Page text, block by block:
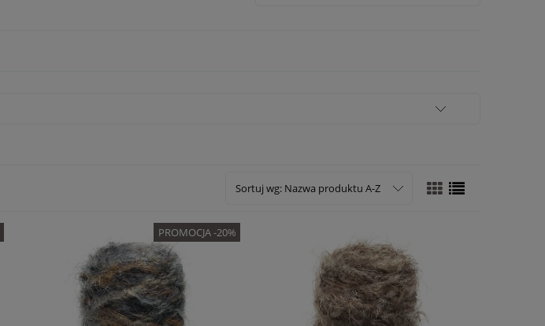
Sortuj wg: Nazwa produktu A-Z
PROMOCJA -20%